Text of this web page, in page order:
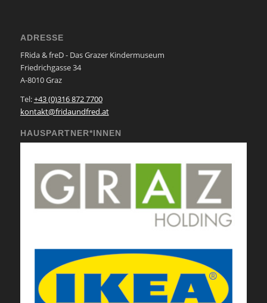
ADRESSE
FRida & freD - Das Grazer Kindermuseum
Friedrichgasse 34
A-8010 Graz
Tel:+43 (0)316 872 7700
kontakt@fridaundfred.at
HAUSPARTNER*INNEN